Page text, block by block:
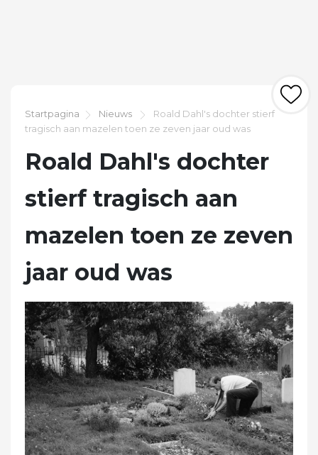
Startpagina Nieuws
Roald Dahl's dochter stierf
tragisch aan mazelen toen ze zeven jaar oud was
Roald Dahl's dochter
stierf tragisch aan
mazelen toen ze zeven
jaar oud was